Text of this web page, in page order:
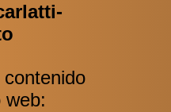
web: